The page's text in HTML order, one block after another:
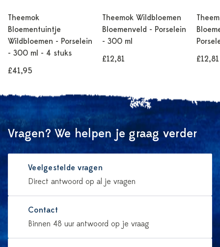
Theemok
Bloementuintje
Wildbloemen - Porselein
- 300 ml - 4 stuks
£41,95
Theemok Wildbloemen
Bloemenveld - Porselein
- 300 ml
£12,81
£12,81
Vragen? We helpen je graag verder
Veelgestelde vragen
Direct antwoord op al je vragen
Contact
Binnen 48 uur antwoord op je vraag